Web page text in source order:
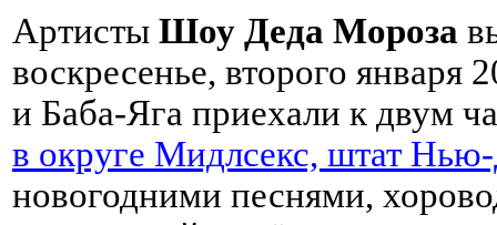
Артисты Шоу Деда Мороза
воскресенье, второго января
и Баба-Яга приехали к двум
в округе Мидлсекс, штат
новогодними песнями,